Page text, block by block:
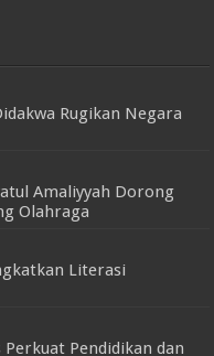
Rugikan Negara
Amaliyyah Dorong
Olahraga
Literasi
Pendidikan dan